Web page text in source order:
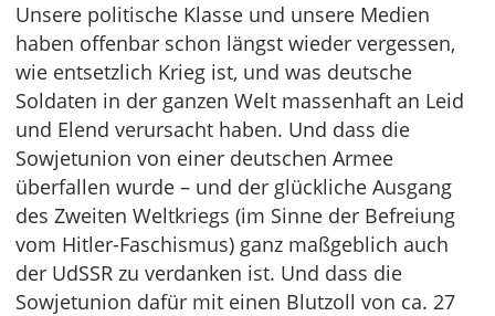
Unsere politische Klasse und unsere Medien
haben offenbar schon längst wieder vergessen,
wie entsetzlich Krieg ist, und was deutsche
Soldaten in der ganzen Welt massenhaft an Leid
und Elend verursacht haben. Und dass die
Sowjetunion von einer deutschen Armee
überfallen wurde – und der glückliche Ausgang
des Zweiten Weltkriegs (im Sinne der Befreiung
vom Hitler-Faschismus) ganz maßgeblich auch
der UdSSR zu verdanken ist. Und dass die
Sowjetunion dafür mit einen Blutzoll von ca. 27